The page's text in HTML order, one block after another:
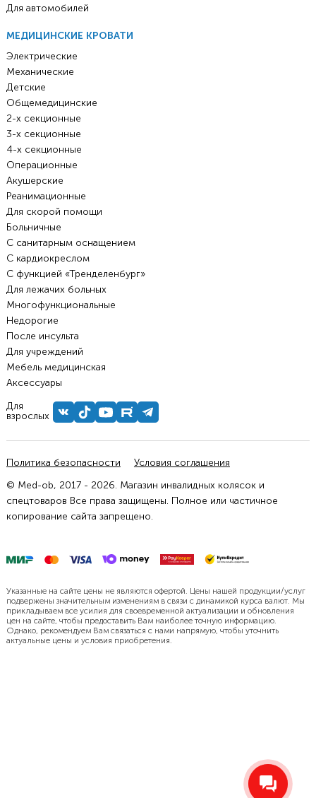
Для автомобилей
МЕДИЦИНСКИЕ КРОВАТИ
Электрические
Механические
Детские
Общемедицинские
2-х секционные
3-х секционные
4-х секционные
Операционные
Акушерские
Реанимационные
Для скорой помощи
Больничные
С санитарным оснащением
С кардиокреслом
С функцией «Тренделенбург»
Для лежачих больных
Многофункциональные
Недорогие
После инсульта
Для учреждений
Мебель медицинская
Аксессуары
Для
взрослых
Политика безопасности
Условия соглашения
© Med-ob, 2017 - 2026. Магазин инвалидных колясок и
спецтоваров Все права защищены. Полное или частичное
копирование сайта запрещено.
Указанные на сайте цены не являются офертой. Цены нашей продукции/услуг
подвержены значительным изменениям в связи с динамикой курса валют. Мы
прикладываем все усилия для своевременной актуализации и обновления
цен на сайте, чтобы предоставить Вам наиболее точную информацию.
Однако, рекомендуем Вам связаться с нами напрямую, чтобы уточнить
актуальные цены и условия приобретения.